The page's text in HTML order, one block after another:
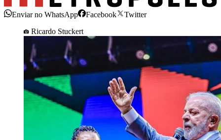
Enviar no WhatsApp Facebook
Twitter
Ricardo Stuckert